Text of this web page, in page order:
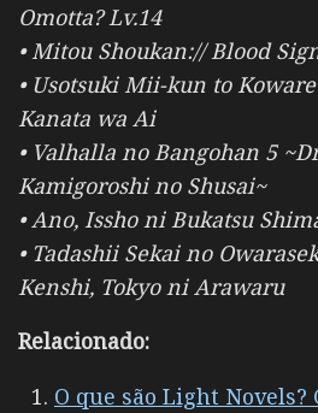
Omotta? Lv.14
• Mitou Shoukan:// Blood
• Usotsuki Mii-kun to
Kanata wa Ai
• Valhalla no Bangohan 5
Kamigoroshi no Shusai~
• Ano, Issho ni Bukatsu
• Tadashii Sekai no
Kenshi, Tokyo ni Arawaru
Relacionado:
O que são Light Novels?